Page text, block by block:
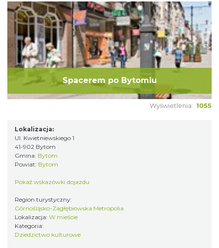
Spacerem po Bytomiu
Wyświetlenia: 1055
Lokalizacja:
Ul. Kwietniewskiego 1
41-902 Bytom
Gmina: Bytom
Powiat: Bytom
Pokaż wskazówki dojazdu
Region turystyczny:
Górnośląsko-Zagłębiowska Metropolia
Lokalizacja: W mieście
Kategoria:
Dziedzictwo kulturowe